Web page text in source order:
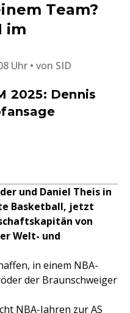
Team?
im
Uhr von SID
2025: Dennis
und Daniel Theis in
Basketball, jetzt
von
Welt- und
in einem NBA-
der Braunschweiger
NBA-Jahren zur AS